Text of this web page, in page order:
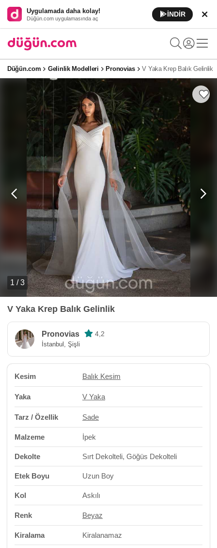
Uygulamada daha kolay!
Düğün.com uygulamasında aç
İNDİR
Düğün.com Gelinlik Modelleri Pronovias V Yaka Krep Balık Gelinlik
1 / 3
V Yaka Krep Balık Gelinlik
Pronovias 4,2
İstanbul, Şişli
Kesim Balık Kesim
Yaka V Yaka
Tarz / Özellik Sade
Malzeme İpek
Dekolte Sırt Dekolteli, Göğüs Dekolteli
Etek Boyu Uzun Boy
Kol Askılı
Renk Beyaz
Kiralama Kiralanamaz